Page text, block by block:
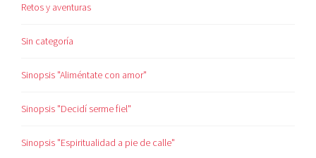
Retos y aventuras
Sin categoría
Sinopsis "Aliméntate con amor"
Sinopsis "Decidí serme fiel"
Sinopsis "Espiritualidad a pie de calle"